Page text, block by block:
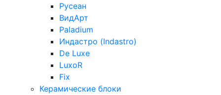
Русеан
ВидАрт
Paladium
Индастро (Indastro)
De Luxe
LuxoR
Fix
Керамические блоки